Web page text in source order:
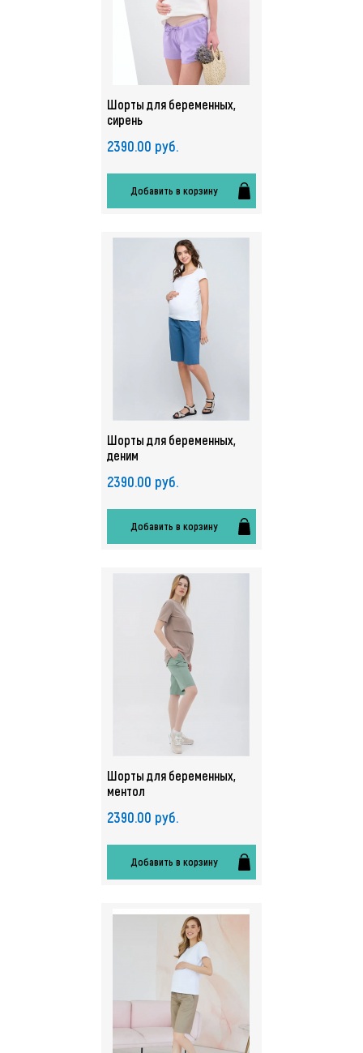
Шорты для беременных,
сирень
2390.00 руб.
Добавить в корзину
Шорты для беременных,
деним
2390.00 руб.
Добавить в корзину
Шорты для беременных,
ментол
2390.00 руб.
Добавить в корзину